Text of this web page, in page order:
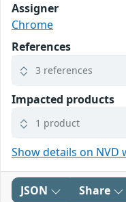
Assigner
Chrome
References
3 references
Impacted products
1 product
Show details on NVD
JSON Share